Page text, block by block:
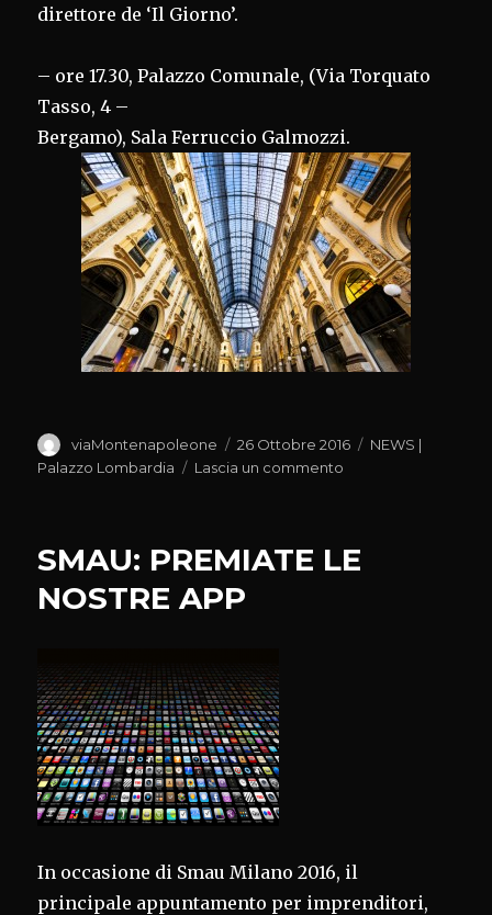
direttore de ‘Il Giorno’.
– ore 17.30, Palazzo Comunale, (Via Torquato
Tasso, 4 –
Bergamo), Sala Ferruccio Galmozzi.
Autore
viaMontenapoleone
Pubblicato
il
26 Ottobre 2016 Categorie
NEWS |
Palazzo Lombardia
Lascia un commento
TAVOLA
SMAU: PREMIATE LE
NOSTRE APP
In occasione di Smau Milano 2016, il
principale appuntamento per imprenditori,